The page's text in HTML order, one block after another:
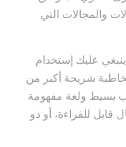
والمجالات التي
ينبغي عليك إستخدام
شريحة أكبر من
بسيط ولغة مفهومة
للقراءة، أو ذو